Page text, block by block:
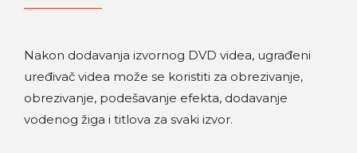
Nakon dodavanja izvornog DVD videa, ugrađeni
uređivač videa može se koristiti za obrezivanje,
obrezivanje, podešavanje efekta, dodavanje
vodenog žiga i titlova za svaki izvor.